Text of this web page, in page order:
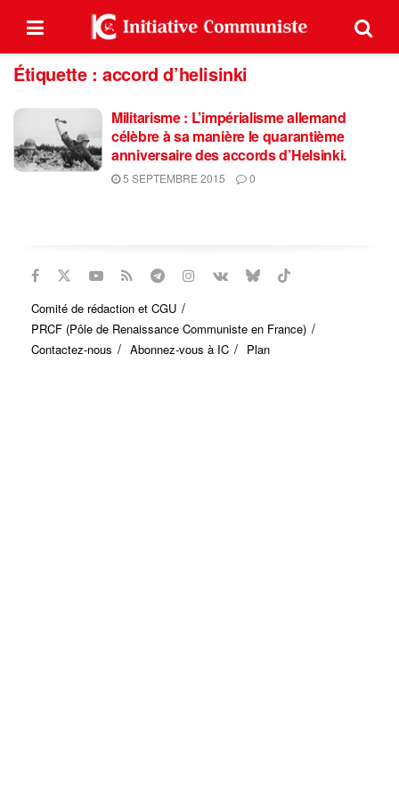
Étiquette :accord d’helisinki
Militarisme : L’impérialisme allemand
célèbre à sa manière le quarantième
anniversaire des accords d’Helsinki.
5 SEPTEMBRE 2015 0
Comité de rédaction et CGU
PRCF (Pôle de Renaissance Communiste en France)
Contactez-nous
Abonnez-vous à IC Plan